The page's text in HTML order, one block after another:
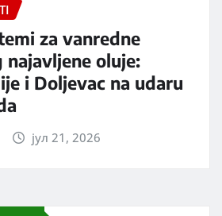
za vanredne
najavljene oluje:
i Doljevac na udaru
јул 21, 2026